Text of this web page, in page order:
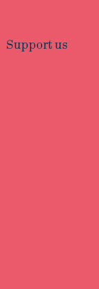
Support us